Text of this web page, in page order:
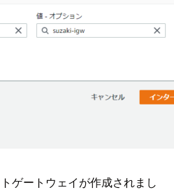
ゲートウェイが作成されまし